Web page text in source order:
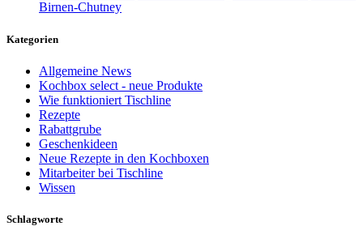
Birnen-Chutney
Kategorien
Allgemeine News
Kochbox select - neue Produkte
Wie funktioniert Tischline
Rezepte
Rabattgrube
Geschenkideen
Neue Rezepte in den Kochboxen
Mitarbeiter bei Tischline
Wissen
Schlagworte